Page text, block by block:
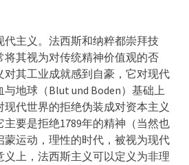
代主义。法西斯和纳粹都崇拜技
将其视为对传统精神价值观的否
对其工业成就感到自豪，它对现代
地球（Blut und Boden）基础上
代世界的拒绝伪装成对资本主义
要是拒绝1789年的精神（当然也
蒙运动，理性的时代，被视为现代
义上，法西斯主义可以定义为非理